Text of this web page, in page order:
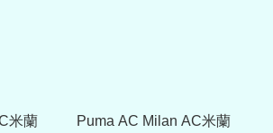
米蘭
Puma AC Milan AC米蘭